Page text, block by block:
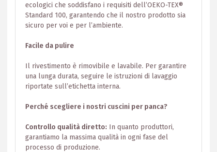
ecologici che soddisfano i requisiti dell’OEKO-TEX®
Standard 100, garantendo che il nostro prodotto sia
sicuro per voi e per l’ambiente.
Facile da pulire
Il rivestimento è rimovibile e lavabile. Per garantire
una lunga durata, seguire le istruzioni di lavaggio
riportate sull’etichetta interna.
Perché scegliere i nostri cuscini per panca?
Controllo qualità diretto: In quanto produttori,
garantiamo la massima qualità in ogni fase del
processo di produzione.